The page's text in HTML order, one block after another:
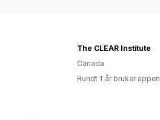
The CLEAR Institute
Canada
Rundt 1 år bruker appen